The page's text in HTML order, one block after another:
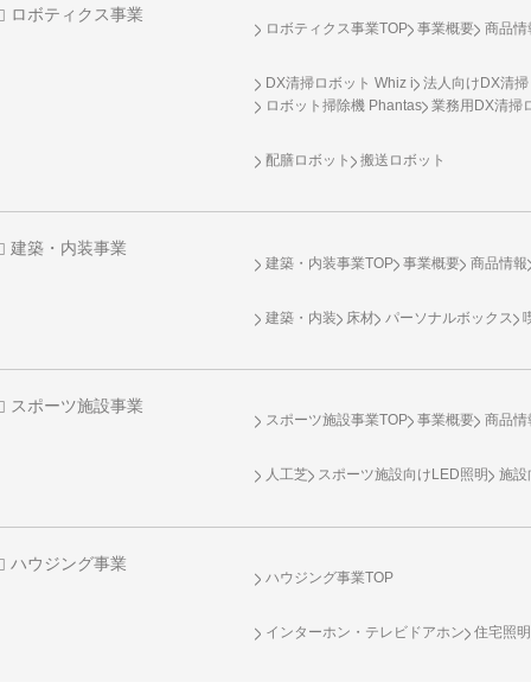
ロボティクス事業
ロボティクス事業TOP 事業概要 商品情
DX清掃ロボット Whiz i
法人向けDX清
ロボット掃除機 Phantas
業務用DX清掃
配膳ロボット 搬送ロボット
建築・内装事業
建築・内装事業TOP 事業概要 商品情報
建築・内装 床材 パーソナルボックス
スポーツ施設事業
スポーツ施設事業TOP 事業概要 商品情
人工芝 スポーツ施設向け LED照明 施設
ハウジング事業
ハウジング事業TOP
インターホン・テレビドアホン 住宅照明